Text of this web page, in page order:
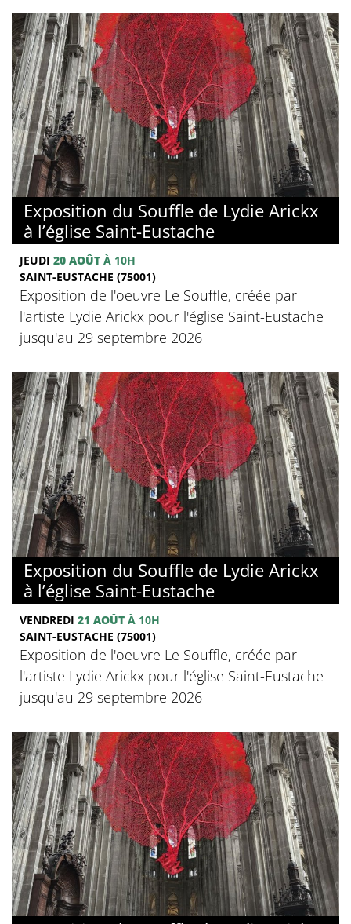
Exposition du Souffle de Lydie Arickx
à l’église Saint-Eustache
JEUDI 20 AOÛT À 10H
SAINT-EUSTACHE (75001)
Exposition de l'oeuvre Le Souffle, créée par
l'artiste Lydie Arickx pour l'église Saint-Eustache
jusqu'au 29 septembre 2026
Exposition du Souffle de Lydie Arickx
à l’église Saint-Eustache
VENDREDI 21 AOÛT À 10H
SAINT-EUSTACHE (75001)
Exposition de l'oeuvre Le Souffle, créée par
l'artiste Lydie Arickx pour l'église Saint-Eustache
jusqu'au 29 septembre 2026